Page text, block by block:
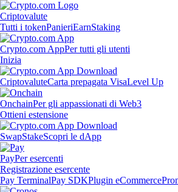
Criptovalute
Tutti i tokenPanieriEarnStaking
Crypto.com AppPer tutti gli utenti
Inizia
CriptovaluteCarta prepagata VisaLevel Up
OnchainPer gli appassionati di Web3
Ottieni estensione
SwapStakeScopri le dApp
PayPer esercenti
Registrazione esercente
Pay TerminalPay SDKPlugin eCommerce